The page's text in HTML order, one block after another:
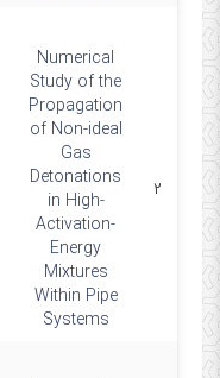
۲
Numerical
Study of the
Propagation
of Non-ideal
Gas
Detonations
in High-
Activation-
Energy
Mixtures
Within Pipe
Systems